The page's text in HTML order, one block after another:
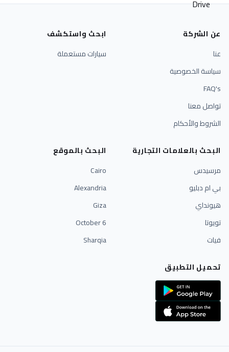
عن الشركة
عنا
سياسة الخصوصية
FAQ's
تواصل معنا
الشروط والأحكام
ابحث واستكشف
سيارات مستعملة
البحث بالعلامات التجارية
مرسيدس
بي ام دبليو
هيونداي
تويوتا
فيات
البحث بالموقع
Cairo
Alexandria
Giza
6 October
Sharqia
تحميل التطبيق